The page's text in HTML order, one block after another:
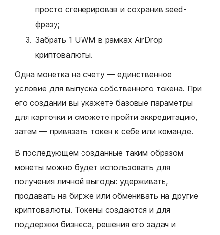
просто сгенерировав и сохранив seed-
фразу;
Забрать 1 UWM в рамках AirDrop
криптовалюты.
Одна монетка на счету — единственное
условие для выпуска собственного токена. При
его создании вы укажете базовые параметры
для карточки и сможете пройти аккредитацию,
затем — привязать токен к себе или команде.
В последующем созданные таким образом
монеты можно будет использовать для
получения личной выгоды: удерживать,
продавать на бирже или обменивать на другие
криптовалюты. Токены создаются и для
поддержки бизнеса, решения его задач и